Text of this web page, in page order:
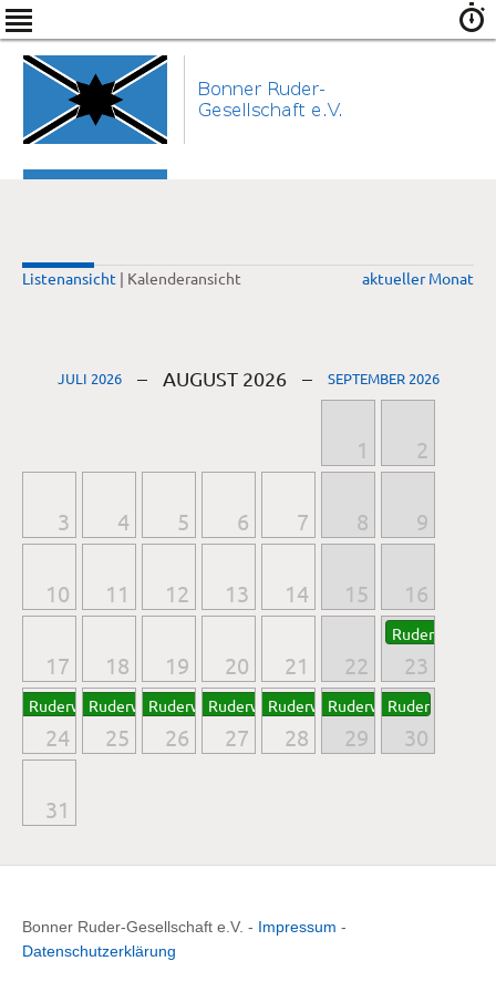
Listenansicht | Kalenderansicht aktueller Monat
JULI 2026 – AUGUST 2026 – SEPTEMBER 2026
1 2
3 4 5 6 7 8 9
10 11 12 13 14 15 16
17 18 19 20 21 22 23
24
Ruderweltmeist...
25
Ruderweltmeist...
26
Ruderweltmeist...
27
Ruderweltmeist...
28
Ruderweltmeist...
29
Ruderweltmeist...
30
31
Bonner Ruder-Gesellschaft e.V. - Impressum -
Datenschutzerklärung